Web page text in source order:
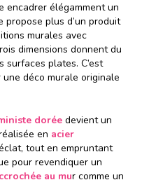
encadrer élégamment un
plus d’un produit
murales avec
dimensions donnent du
plates. C’est
déco murale originale
dorée devient un
en acier
tout en empruntant
pour revendiquer un
au mur comme un